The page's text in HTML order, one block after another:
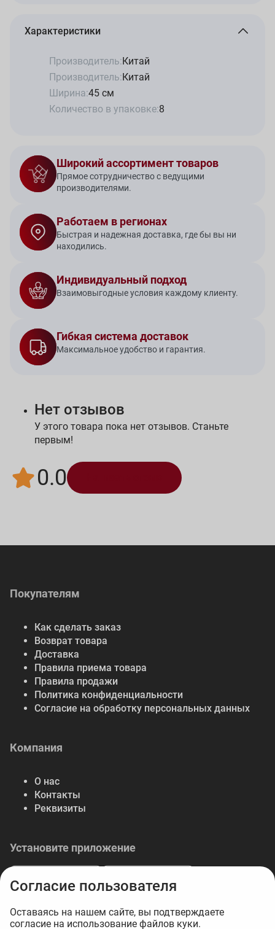
Характеристики
Производитель:Китай
Производитель:Китай
Ширина:45 см
Количество в упаковке:8
Широкий ассортимент товаров
Прямое сотрудничество с ведущими
производителями.
Работаем в регионах
Быстрая и надежная доставка, где бы вы ни
находились.
Индивидуальный подход
Взаимовыгодные условия каждому клиенту.
Гибкая система доставок
Максимальное удобство и гарантия.
Нет отзывов
У этого товара пока нет отзывов. Станьте
первым!
0.0
Покупателям
Как сделать заказ
Возврат товара
Доставка
Правила приема товара
Правила продажи
Политика конфиденциальности
Согласие на обработку персональных данных
Компания
О нас
Контакты
Реквизиты
Установите приложение
Согласие пользователя
Оставаясь на нашем сайте, вы подтверждаете
согласие на использование файлов куки.